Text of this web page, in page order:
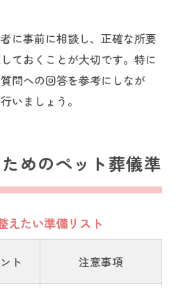
に事前に相談し、正確な所要
ておくことが大切です。特に
問への回答を参考にしなが
いましょう。
めのペット葬儀準
えたい準備リスト
ト 注意事項